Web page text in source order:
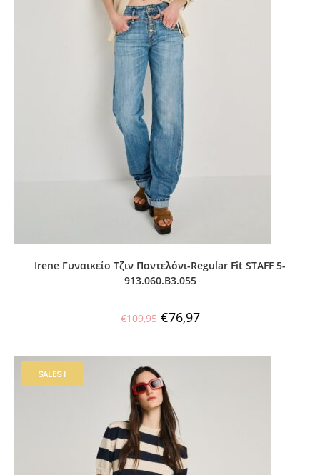
Irene Γυναικείο Τζιν Παντελόνι-Regular Fit STAFF 5-
913.060.B3.055
€109,95 €76,97
SALES !